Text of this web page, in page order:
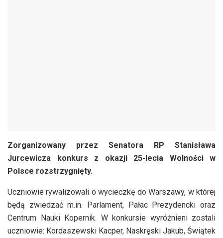
Zorganizowany przez Senatora RP Stanisława
Jurcewicza konkurs z okazji 25-lecia Wolności w
Polsce rozstrzygnięty.
Uczniowie rywalizowali o wycieczkę do Warszawy, w której
będą zwiedzać m.in. Parlament, Pałac Prezydencki oraz
Centrum Nauki Kopernik. W konkursie wyróżnieni zostali
uczniowie: Kordaszewski Kacper, Naskręski Jakub, Świątek